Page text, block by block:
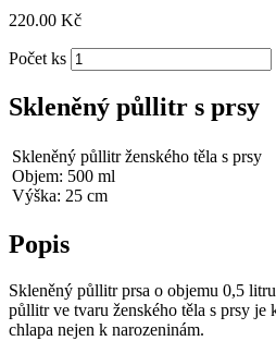
220.00 Kč
Počet ks
Skleněný půllitr s prsy
Skleněný půllitr ženského těla s prsy
Objem: 500 ml
Výška: 25 cm
Popis
Skleněný půllitr prsa o objemu 0,5
půllitr ve tvaru ženského těla s prsy je
chlapa nejen k narozeninám.